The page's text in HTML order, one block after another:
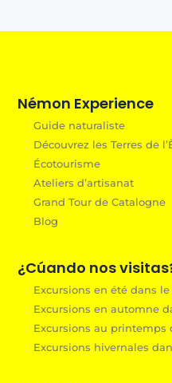
Némon Experience
Guide naturaliste
Découvrez les Terres de
Écotourisme
Ateliers d’artisanat
Grand Tour de Catalogne
Blog
¿Cúando nos
Excursions en été dans le
Excursions en automne
Excursions au printemps
Excursions hivernales